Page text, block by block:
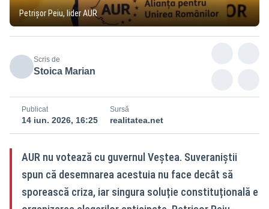
Petrișor Peiu, lider AUR
Scris de
Stoica Marian
Publicat
14 iun. 2026, 16:25
Sursă
realitatea.net
AUR nu votează cu guvernul Veștea. Suveraniștii
spun că desemnarea acestuia nu face decât să
sporească criza, iar singura soluție constituțională e